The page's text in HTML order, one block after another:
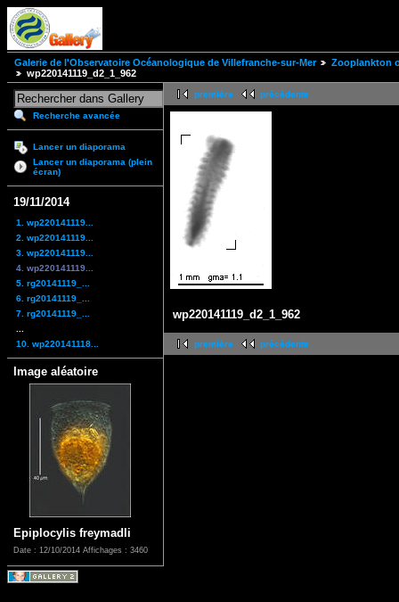
Galerie de l'Observatoire Océanologique de Villefranche-sur-Mer
Zooplankton
wp220141119_d2_1_962
Recherche avancée
Lancer un diaporama
Lancer un diaporama (plein
écran)
19/11/2014
1. wp220141119...
2. wp220141119...
3. wp220141119...
4. wp220141119...
5. rg20141119_...
6. rg20141119_...
7. rg20141119_...
10. wp220141118...
Image aléatoire
Epiplocylis freymadli
Date : 12/10/2014 Affichages : 3460
première précédente
wp220141119_d2_1_962
première précédente